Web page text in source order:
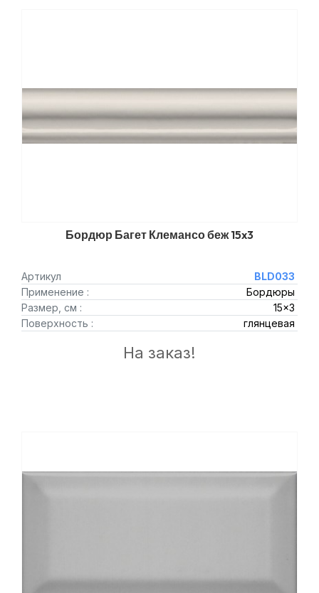
Бордюр Багет Клемансо беж 15x3
Артикул
BLD033
Применение :
Бордюры
Размер, см :
15x3
Поверхность :
глянцевая
На заказ!